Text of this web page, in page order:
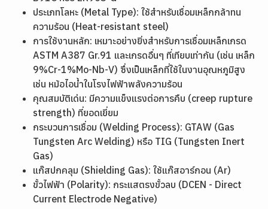
ประเภทโลหะ (Metal Type): ใช้สำหรับเชื่อมเหล็กกล้าทน
ความร้อน (Heat-resistant steel)
การใช้งานหลัก: เหมาะอย่างยิ่งสำหรับการเชื่อมเหล็กเกรด
ASTM A387 Gr.91 และเกรดอื่นๆ ที่เทียบเท่ากัน (เช่น เหล็ก
9%Cr-1%Mo-Nb-V) ซึ่งเป็นเหล็กที่ใช้ในงานอุณหภูมิสูง
เช่น หม้อไอน้ำในโรงไฟฟ้าพลังความร้อน
คุณสมบัติเด่น: มีความแข็งแรงต่อการคืบ (creep rupture
strength) ที่ยอดเยี่ยม
กระบวนการเชื่อม (Welding Process): GTAW (Gas
Tungsten Arc Welding) หรือ TIG (Tungsten Inert
Gas)
แก๊สปกคลุม (Shielding Gas): ใช้แก๊สอาร์กอน (Ar)
ขั้วไฟฟ้า (Polarity): กระแสตรงขั้วลบ (DCEN - Direct
Current Electrode Negative)